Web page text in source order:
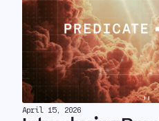
April 15, 2026